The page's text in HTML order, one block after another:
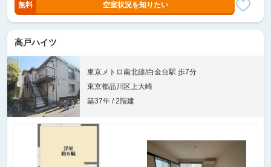
無料 空室状況を知りたい
高戸ハイツ
東京メトロ南北線/白金台駅 歩7分
東京都品川区上大崎
築37年 / 2階建